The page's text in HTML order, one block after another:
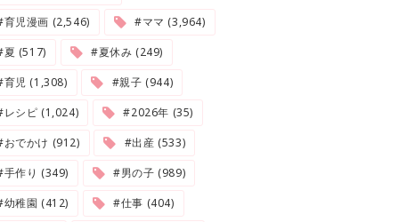
児漫画 (2,546)
#ママ (3,964)
(517)
#夏休み (249)
児 (1,308)
#親子 (944)
シピ (1,024)
#2026年 (35)
でかけ (912)
#出産 (533)
作り (349)
#男の子 (989)
稚園 (412)
#仕事 (404)